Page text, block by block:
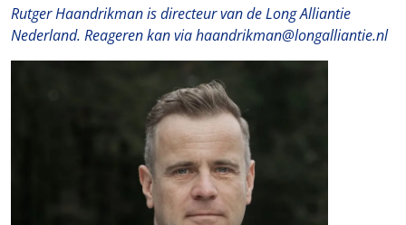
Rutger Haandrikman is directeur van de Long Alliantie
Nederland. Reageren kan via haandrikman@longalliantie.nl